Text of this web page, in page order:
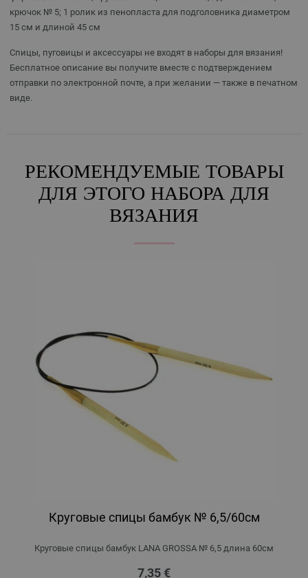
крючок № 5; 1 ролик из пенопласта для подголовника диаметром
15 см и длиной 45 см
Спицы, пуговицы и аксессуары не входят в наборы для вязания!
Бесплатное описание вы получите вместе с подтверждением
отправки по электронной почте, а при желании — также в печатном
виде.
РЕКОМЕНДУЕМЫЕ ТОВАРЫ
ДЛЯ ЭТОГО НАБОРА ДЛЯ
ВЯЗАНИЯ
Круговые спицы бамбук № 6,5/60см
Круговые спицы бамбук LANA GROSSA № 6,5 длина 60см
7,35 €